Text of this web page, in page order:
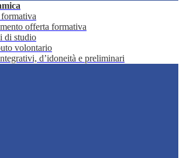
offerta formativa
di studio
volontario
d’idoneità e preliminari